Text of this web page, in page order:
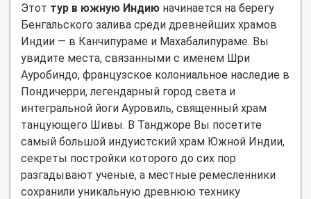
Этот тур в южную Индию начинается на берегу
Бенгальского залива среди древнейших храмов
Индии — в Канчипураме и Махабалипураме. Вы
увидите места, связанными с именем Шри
Ауробиндо, французское колониальное наследие в
Пондичерри, легендарный город света и
интегральной йоги Ауровиль, священный храм
танцующего Шивы. В Танджоре Вы посетите
самый большой индуистский храм Южной Индии,
секреты постройки которого до сих пор
разгадывают ученые, а местные ремесленники
сохранили уникальную древнюю технику